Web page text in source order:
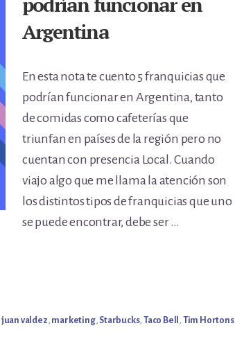
Argentina
En esta nota te cuento 5 franquicias que
podrían funcionar en Argentina, tanto
de comidas como cafeterías que
triunfan en países de la región pero no
cuentan con presencia Local. Cuando
viajo algo que me llama la atención son
los distintos tipos de franquicias que uno
se puede encontrar, debe ser …
juan valdez, marketing, Starbucks, Taco Bell , Tim Hortons